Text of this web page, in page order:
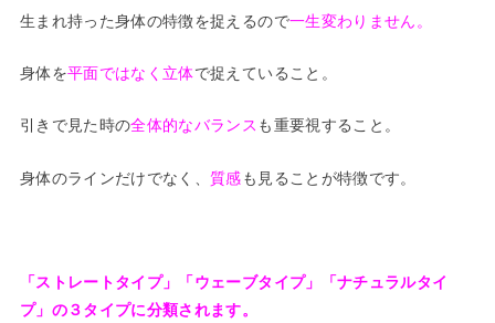
生まれ持った身体の特徴を捉えるので一生変わりません。
身体を平面ではなく立体で捉えていること。
引きで見た時の全体的なバランス も重要視すること。
身体のラインだけでなく、質感も見ることが特徴です。
「ストレートタイプ」「ウェーブタイプ」「ナチュラルタイ
プ」の３タイプに分類されます。